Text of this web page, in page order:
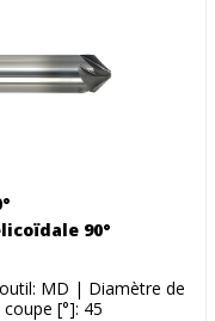
90°
MD | Diamètre de
[°]: 45